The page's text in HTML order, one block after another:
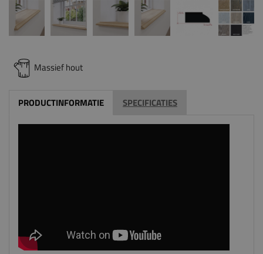
Massief hout
PRODUCTINFORMATIE SPECIFICATIES